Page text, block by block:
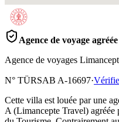
Agence de voyage agréée
Agence de voyages
N° TÜRSAB A-16697·
Cette villa est louée par une
A (Limancepte Travel)